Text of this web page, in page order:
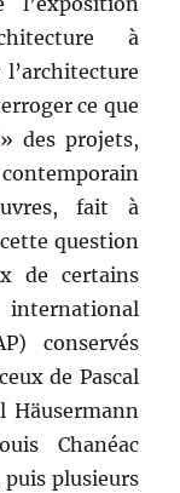
à
ce que
» des projets,
fait à
question
de certains
conservés
de Pascal
Häusermann
Chanéac
puis plusieurs